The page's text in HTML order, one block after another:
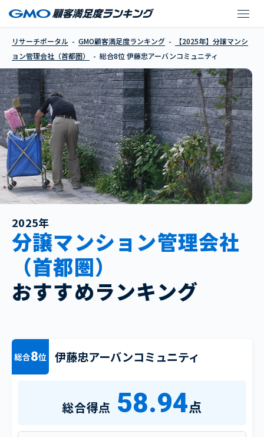
伊藤忠アーバンコミュ
リサーチポータル GMO顧客満足度ランキング
【2025年】分譲マンシ
ョン管理会社（首都圏）
総合8位 伊藤忠アーバンコミュニティ
2025年
分譲マンション管理会社
（首都圏）
おすすめランキング
総合8位 伊藤忠アーバンコミュニティ
総合得点 58.94点